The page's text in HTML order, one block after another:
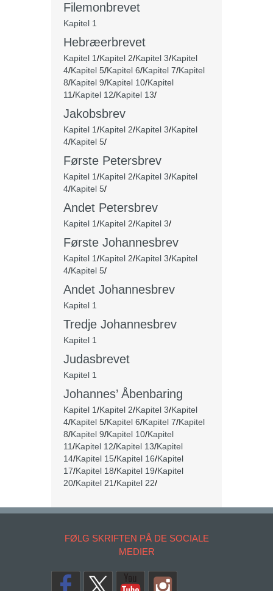
Filemonbrevet
Kapitel 1
Hebræerbrevet
Kapitel 1/Kapitel 2/Kapitel 3/Kapitel
4/Kapitel 5/Kapitel 6/Kapitel 7/Kapitel
8/Kapitel 9/Kapitel 10/Kapitel
11/Kapitel 12/Kapitel 13/
Jakobsbrev
Kapitel 1/Kapitel 2/Kapitel 3/Kapitel
4/Kapitel 5/
Første Petersbrev
Kapitel 1/Kapitel 2/Kapitel 3/Kapitel
4/Kapitel 5/
Andet Petersbrev
Kapitel 1/Kapitel 2/Kapitel 3/
Første Johannesbrev
Kapitel 1/Kapitel 2/Kapitel 3/Kapitel
4/Kapitel 5/
Andet Johannesbrev
Kapitel 1
Tredje Johannesbrev
Kapitel 1
Judasbrevet
Kapitel 1
Johannes’ Åbenbaring
Kapitel 1/Kapitel 2/Kapitel 3/Kapitel
4/Kapitel 5/Kapitel 6/Kapitel 7/Kapitel
8/Kapitel 9/Kapitel 10/Kapitel
11/Kapitel 12/Kapitel 13/Kapitel
14/Kapitel 15/Kapitel 16/Kapitel
17/Kapitel 18/Kapitel 19/Kapitel
20/Kapitel 21/Kapitel 22/
FØLG SKRIFTEN PÅ DE SOCIALE
MEDIER